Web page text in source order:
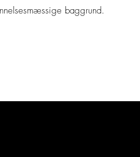
baggrund.